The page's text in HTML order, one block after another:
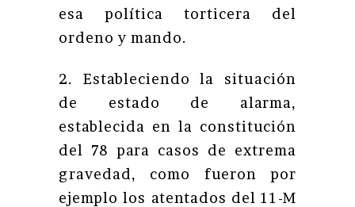
esa política torticera del
ordeno y mando.
2. Estableciendo la situación
de estado de alarma,
establecida en la constitución
del 78 para casos de extrema
gravedad, como fueron por
ejemplo los atentados del 11-M